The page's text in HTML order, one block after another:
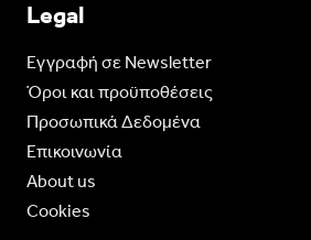
Legal
Eγγραφή σε Newsletter
Όροι και προϋποθέσεις
Προσωπικά Δεδομένα
Επικοινωνία
About us
Cookies